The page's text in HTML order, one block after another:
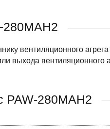
вентиляционного
выхода вентиляционного
PAW-280MAH2